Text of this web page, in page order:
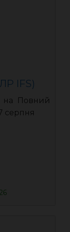
IFS)
на Повний
серпня